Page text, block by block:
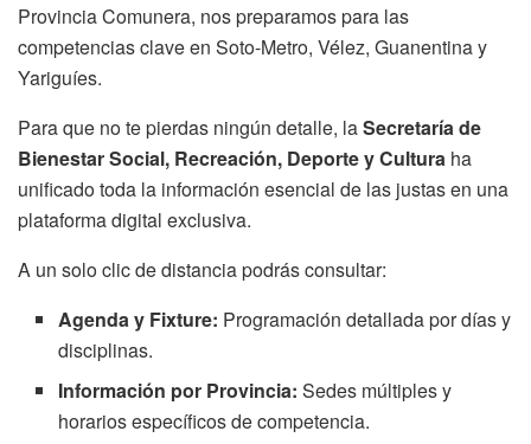
Provincia Comunera, nos preparamos para las
competencias clave en Soto-Metro, Vélez, Guanentina y
Yariguíes.
Para que no te pierdas ningún detalle, laSecretaría de
Bienestar Social, Recreación, Deporte y Cultura ha
unificado toda la información esencial de las justas en una
plataforma digital exclusiva.
A un solo clic de distancia podrás consultar:
Agenda y Fixture: Programación detallada por días y
disciplinas.
Información por Provincia: Sedes múltiples y
horarios específicos de competencia.